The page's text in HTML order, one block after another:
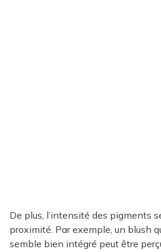
De plus, l’intensité des pigments
proximité. Par exemple, un blush
semble bien intégré peut être